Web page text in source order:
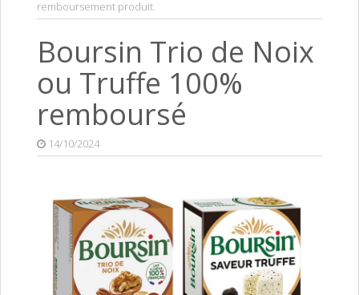
remboursement produit
Boursin Trio de Noix
ou Truffe 100%
remboursé
14/10/2024